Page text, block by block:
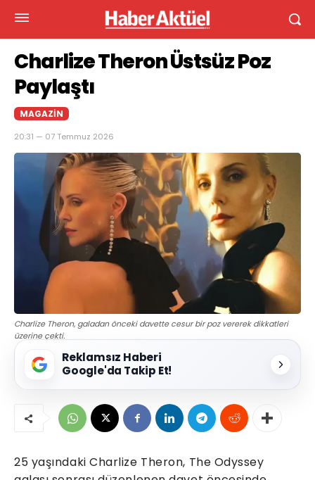
Charlize Theron Üstsüz Poz
Paylaştı
MAGAZIN
20:31 — 07 Temmuz 2026
Charlize Theron, galadan önceki davette cesur bir poz vererek dikkatleri
üzerine çekti.
Reklamsız Haberi
Google'da Takip Et!
25 yaşındaki Charlize Theron, The Odyssey